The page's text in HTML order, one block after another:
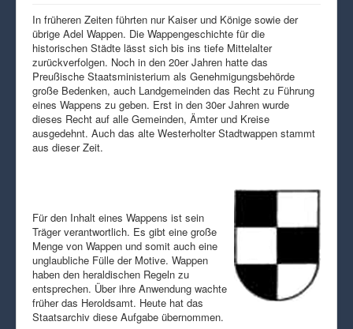
In früheren Zeiten führten nur Kaiser und Könige sowie der
übrige Adel Wappen. Die Wappengeschichte für die
historischen Städte lässt sich bis ins tiefe Mittelalter
zurückverfolgen. Noch in den 20er Jahren hatte das
Preußische Staatsministerium als Genehmigungsbehörde
große Bedenken, auch Landgemeinden das Recht zu Führung
eines Wappens zu geben. Erst in den 30er Jahren wurde
dieses Recht auf alle Gemeinden, Ämter und Kreise
ausgedehnt. Auch das alte Westerholter Stadtwappen stammt
aus dieser Zeit.
Für den Inhalt eines Wappens ist sein
Träger verantwortlich. Es gibt eine große
Menge von Wappen und somit auch eine
unglaubliche Fülle der Motive. Wappen
haben den heraldischen Regeln zu
entsprechen. Über ihre Anwendung wachte
früher das Heroldsamt. Heute hat das
Staatsarchiv diese Aufgabe übernommen.